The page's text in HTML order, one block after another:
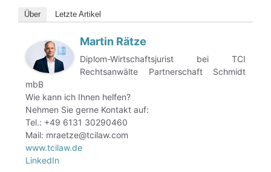
Über Letzte Artikel
Martin Rätze
Diplom-Wirtschaftsjurist bei TCI
Rechtsanwälte Partnerschaft Schmidt
mbB
Wie kann ich Ihnen helfen?
Nehmen Sie gerne Kontakt auf:
Tel.: +49 6131 30290460
Mail: mraetze@tcilaw.com
www.tcilaw.de
LinkedIn